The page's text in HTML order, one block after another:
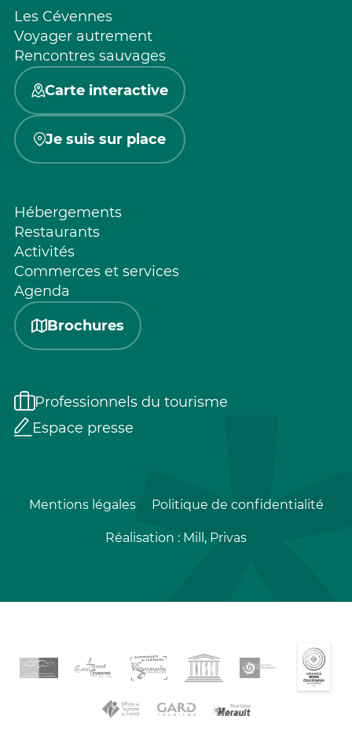
Les Cévennes
Voyager autrement
Rencontres sauvages
Carte interactive
Je suis sur place
Hébergements
Restaurants
Activités
Commerces et services
Agenda
Brochures
Professionnels du tourisme
Espace presse
Mentions légales Politique de confidentialité
Réalisation : Mill, Privas